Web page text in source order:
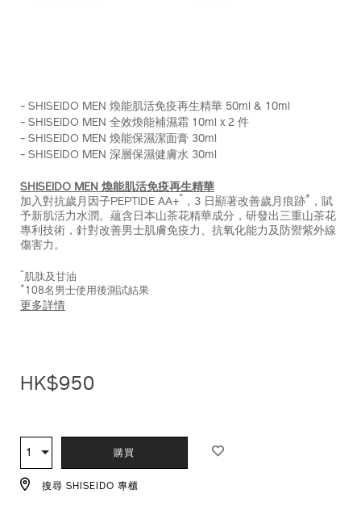
%28%E7%B8%BD%E5%80%BC-
hk%241%2C500%29-
Z11937_hk.html
編
號：
Z11937_hk
- SHISEIDO MEN 煥能肌活免疫再生精華 50ml & 10ml
- SHISEIDO MEN 全效煥能補濕霜 10ml x 2 件
- SHISEIDO MEN 煥能保濕潔面膏 30ml
- SHISEIDO MEN 深層保濕健膚水 30ml
SHISEIDO MEN 煥能肌活免疫再生精華
加入對抗歲月因子PEPTIDE AA+^ ，3 日顯著改善歲月痕跡*
，賦
予新肌活力水潤。蘊含日本山茶花精華成分，研發出三重山茶花
專利技術，針對改善男士肌膚免疫力、抗氧化能力及防禦紫外線
傷害力。
^ 肌肽及甘油
* 108名男士使用後測試結果
更多詳情
HK$950
TO
CART
OPTIONS
ACTIONS
數
量
1 購買
搜尋 SHISEIDO 專櫃